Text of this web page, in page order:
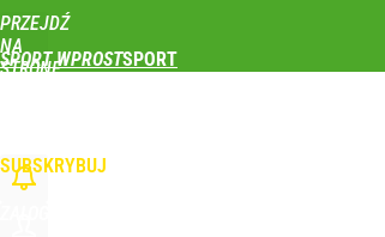
PRZEJDŹ
NA
STRONĘ
SPORT WPROST
SUBSKRYBUJ